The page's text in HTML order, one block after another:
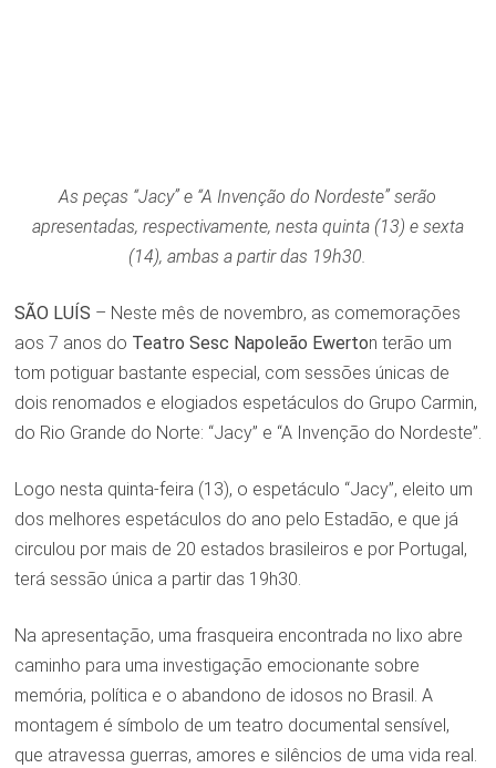
As peças “Jacy” e “A Invenção do Nordeste” serão
apresentadas, respectivamente, nesta quinta (13) e sexta
(14), ambas a partir das 19h30.
SÃO LUÍS – Neste mês de novembro, as comemorações
aos 7 anos do Teatro Sesc Napoleão Ewerton terão um
tom potiguar bastante especial, com sessões únicas de
dois renomados e elogiados espetáculos do Grupo Carmin,
do Rio Grande do Norte: “Jacy” e “A Invenção do Nordeste”.
Logo nesta quinta-feira (13), o espetáculo “Jacy”, eleito um
dos melhores espetáculos do ano pelo Estadão, e que já
circulou por mais de 20 estados brasileiros e por Portugal,
terá sessão única a partir das 19h30.
Na apresentação, uma frasqueira encontrada no lixo abre
caminho para uma investigação emocionante sobre
memória, política e o abandono de idosos no Brasil. A
montagem é símbolo de um teatro documental sensível,
que atravessa guerras, amores e silêncios de uma vida real.